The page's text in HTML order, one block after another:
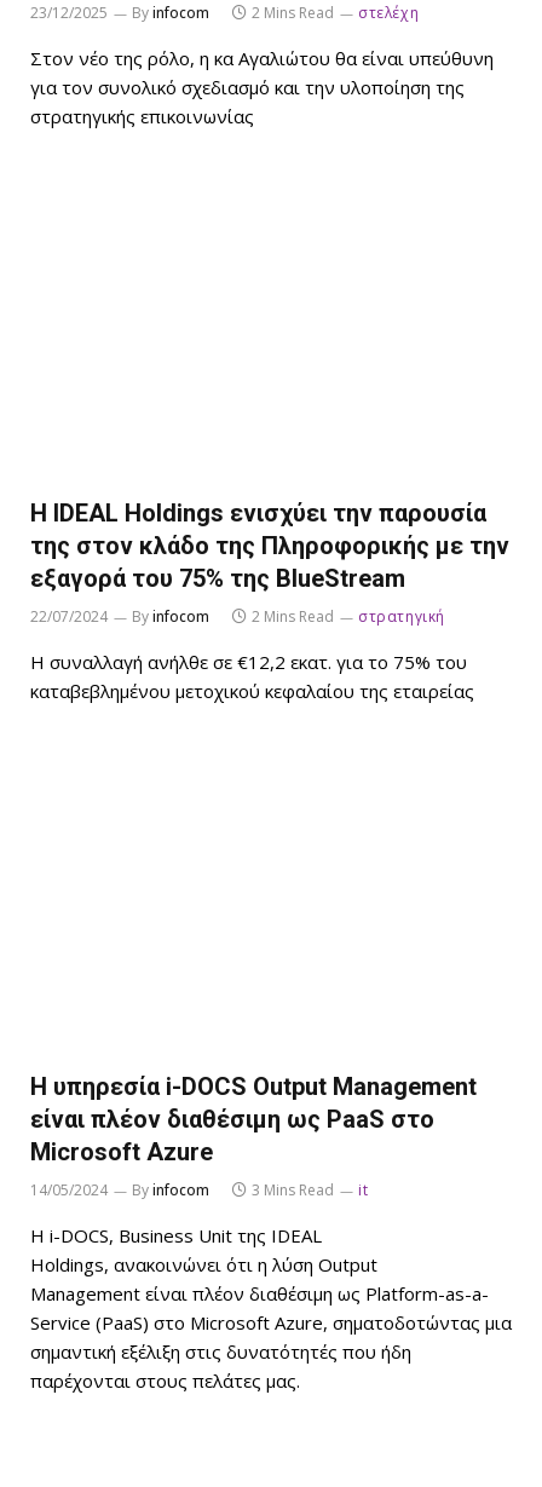
23/12/2025 Byinfocom 2 Mins Read στελέχη
Στον νέο της ρόλο, η κα Αγαλιώτου θα είναι υπεύθυνη
για τον συνολικό σχεδιασμό και την υλοποίηση της
στρατηγικής επικοινωνίας
H IDEAL Holdings ενισχύει την παρουσία
της στον κλάδο της Πληροφορικής με την
εξαγορά του 75% της BlueStream
22/07/2024 Byinfocom 2 Mins Read στρατηγική
Η συναλλαγή ανήλθε σε €12,2 εκατ. για το 75% του
καταβεβλημένου μετοχικού κεφαλαίου της εταιρείας
Η υπηρεσία i-DOCS Output Management
είναι πλέον διαθέσιμη ως PaaS στο
Microsoft Azure
14/05/2024 Byinfocom 3 Mins Read it
Η i-DOCS, Business Unit της IDEAL
Holdings, ανακοινώνει ότι η λύση Output
Management είναι πλέον διαθέσιμη ως Platform-as-a-
Service (PaaS) στο Microsoft Azure, σηματοδοτώντας μια
σημαντική εξέλιξη στις δυνατότητές που ήδη
παρέχονται στους πελάτες μας.